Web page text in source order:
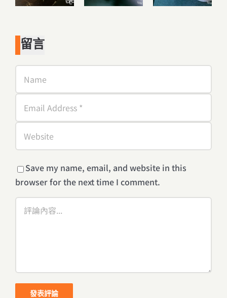
留言
Save my name, email, and website in this
browser for the next time I comment.
Comment